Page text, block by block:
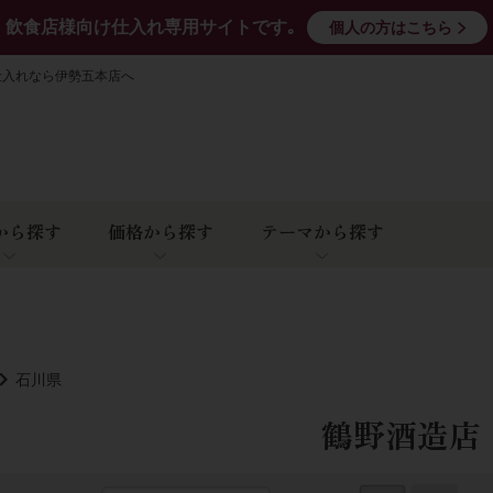
飲食店様向け仕入れ専用サイトです｡ 個人の方はこちら
れなら伊勢五本店へ
ら探す 価格から探す テーマから探す
石川県
鶴野酒造店